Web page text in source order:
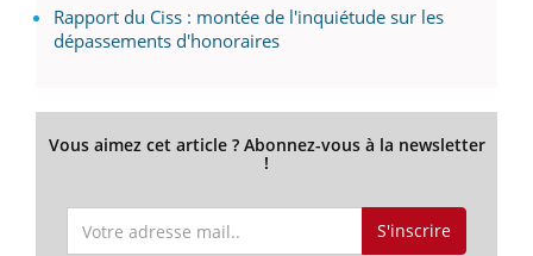
Rapport du Ciss : montée de l'inquiétude sur les
dépassements d'honoraires
Vous aimez cet article ? Abonnez-vous à la newsletter
!
S'inscrire